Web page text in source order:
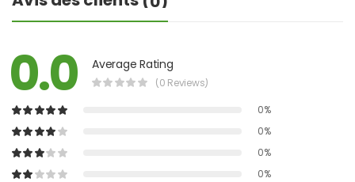
0.0 Average Rating
(0 Reviews)
0%
0%
0%
0%